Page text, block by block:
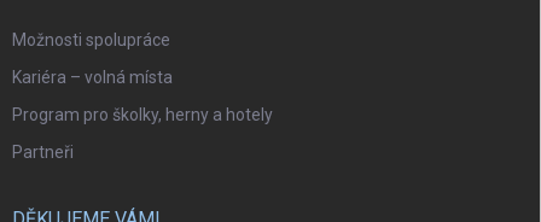
Možnosti spolupráce
Kariéra – volná místa
Program pro školky, herny a hotely
Partneři